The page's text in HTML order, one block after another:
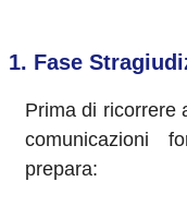
1. Fase
Prima di ricorrere
comunicazioni
prepara: